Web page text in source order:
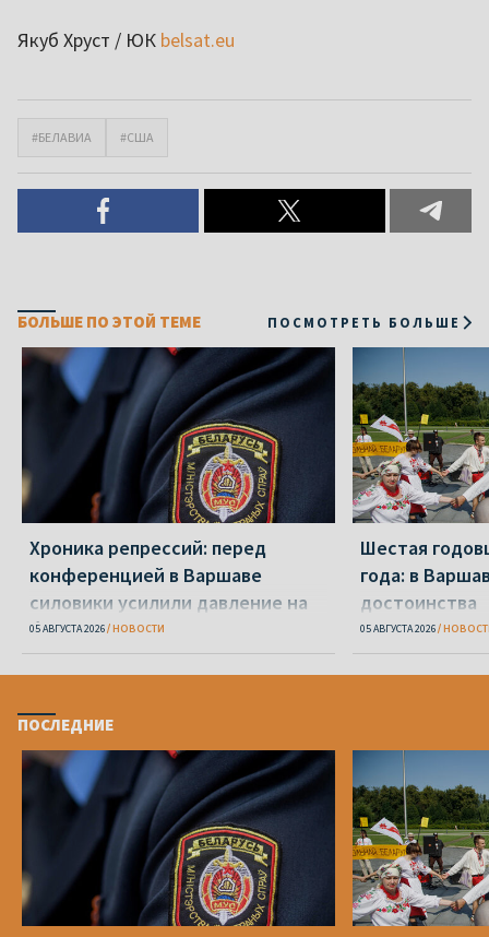
Якуб Хруст / ЮК belsat.eu
#БЕЛАВИА #США
БОЛЬШЕ ПО ЭТОЙ ТЕМЕ ПОСМОТРЕТЬ БОЛЬШЕ
Хроника репрессий: перед
конференцией в Варшаве
силовики усилили давление на
беларусов
05 АВГУСТА 2026 НОВОСТИ
Шестая
года: в
достоинства
05 АВГУСТА 2026
ПОСЛЕДНИЕ